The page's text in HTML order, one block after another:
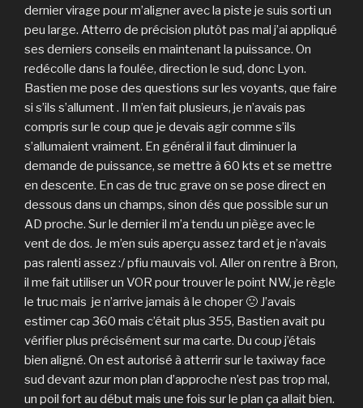
dernier virage pour m’aligner avec la piste je suis sorti un
peu large. Atterro de précision plutôt pas mal j’ai appliqué
ses derniers conseils en maintenant la puissance. On
redécolle dans la foulée, direction le sud, donc Lyon.
Bastien me pose des questions sur les voyants, que faire
si s’ils s’allument . Il m’en fait plusieurs, je n’avais pas
compris sur le coup que je devais agir comme s’ils
s’allumaient vraiment. En général il faut diminuer la
demande de puissance, se mettre à 60 kts et se mettre
en descente. En cas de truc grave on se pose direct en
dessous dans un champs, sinon dés que possible sur un
AD proche. Sur le dernier il m’a tendu un piège avec le
vent de dos. Je m’en suis aperçu assez tard et je n’avais
pas ralenti assez :/ pfiu mauvais vol. Aller on rentre à Bron,
il me fait utiliser un VOR pour trouver le point NW, je règle
le truc mais je n’arrive jamais à le choper 🙁 J’avais
estimer cap 360 mais c’était plus 355, Bastien avait pu
vérifier plus précisément sur ma carte. Du coup j’étais
bien aligné. On est autorisé à atterrir sur le taxiway face
sud devant azur mon plan d’approche n’est pas trop mal,
un poil fort au début mais une fois sur le plan ça allait bien.